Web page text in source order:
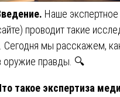
Наше
проводит такие
Сегодня мы расскажем,
оружие правды. 🔍
такое экспертиза